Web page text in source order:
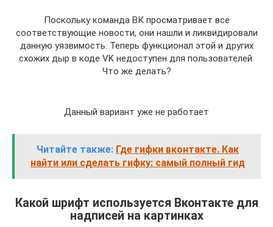
Поскольку команда ВК просматривает все
соответствующие новости, они нашли и ликвидировали
данную уязвимость. Теперь функционал этой и других
схожих дыр в коде VK недоступен для пользователей.
Что же делать?
Данный вариант уже не работает
Читайте также: Где гифки вконтакте. Как
найти или сделать гифку: самый полный гид
Какой шрифт используется Вконтакте для
надписей на картинках